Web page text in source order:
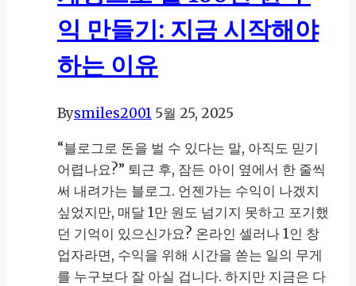
익 만들기: 지금 시작해야
하는 이유
Bysmiles2001 5월 25, 2025
“블로그로 돈을 벌 수 있다는 말, 아직도 믿기
어렵나요?” 퇴근 후, 잠든 아이 옆에서 한 줄씩
써 내려가는 블로그. 언젠가는 수익이 나겠지
싶었지만, 매달 1만 원도 넘기지 못하고 포기했
던 기억이 있으신가요? 온라인 셀러나 1인 창
업자라면, 수익을 위해 시간을 쏟는 일의 무게
를 누구보다 잘 아실 겁니다. 하지만 지금은 다